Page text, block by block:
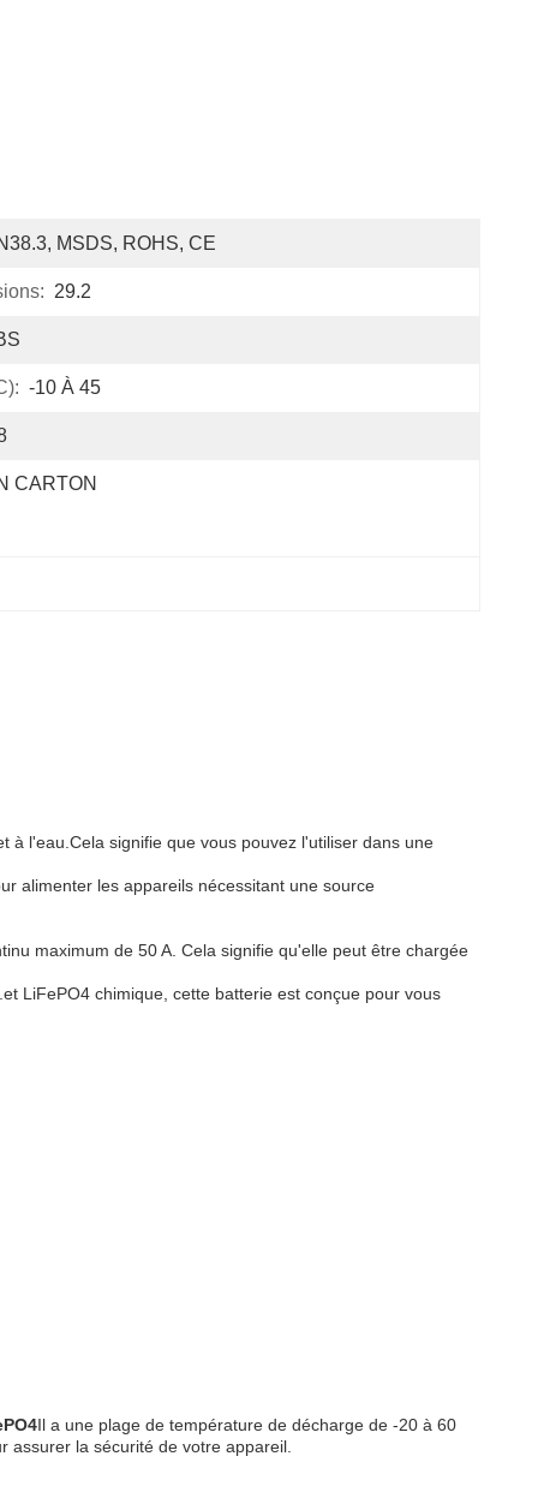
MSDS, ROHS, CE
29.2
-10 À 45
CARTON
à l'eau.Cela signifie que vous pouvez l'utiliser dans une
alimenter les appareils nécessitant une source
maximum de 50 A. Cela signifie qu'elle peut être chargée
LiFePO4 chimique, cette batterie est conçue pour vous
Il a une plage de température de décharge de -20 à 60
assurer la sécurité de votre appareil.